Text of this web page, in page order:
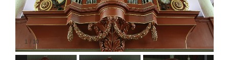
1 / 10